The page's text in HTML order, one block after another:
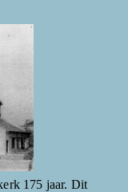
175 jaar. Dit